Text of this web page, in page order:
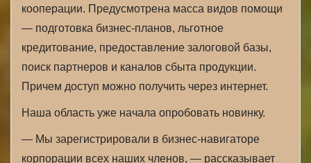
кооперации. Предусмотрена масса видов помощи
— подготовка бизнес-планов, льготное
кредитование, предоставление залоговой базы,
поиск партнеров и каналов сбыта продукции.
Причем доступ можно получить через интернет.
Наша область уже начала опробовать новинку.
— Мы зарегистрировали в бизнес-навигаторе
корпорации всех наших членов, — рассказывает